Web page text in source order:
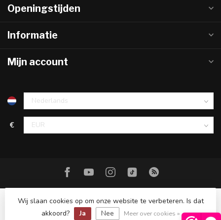
Openingstijden
Informatie
Mijn account
€
© Copyright 2026 Hareco Hengelsport
Wij slaan cookies op om onze website te verbeteren. Is dat
akkoord?
Ja Nee Meer over cookies »